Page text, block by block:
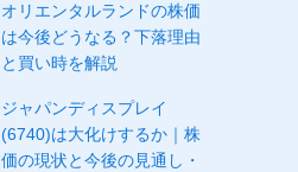
オリエンタルランドの株価
は今後どうなる？下落理由
と買い時を解説
ジャパンディスプレイ
(6740)は大化けするか｜株
価の現状と今後の見通し・